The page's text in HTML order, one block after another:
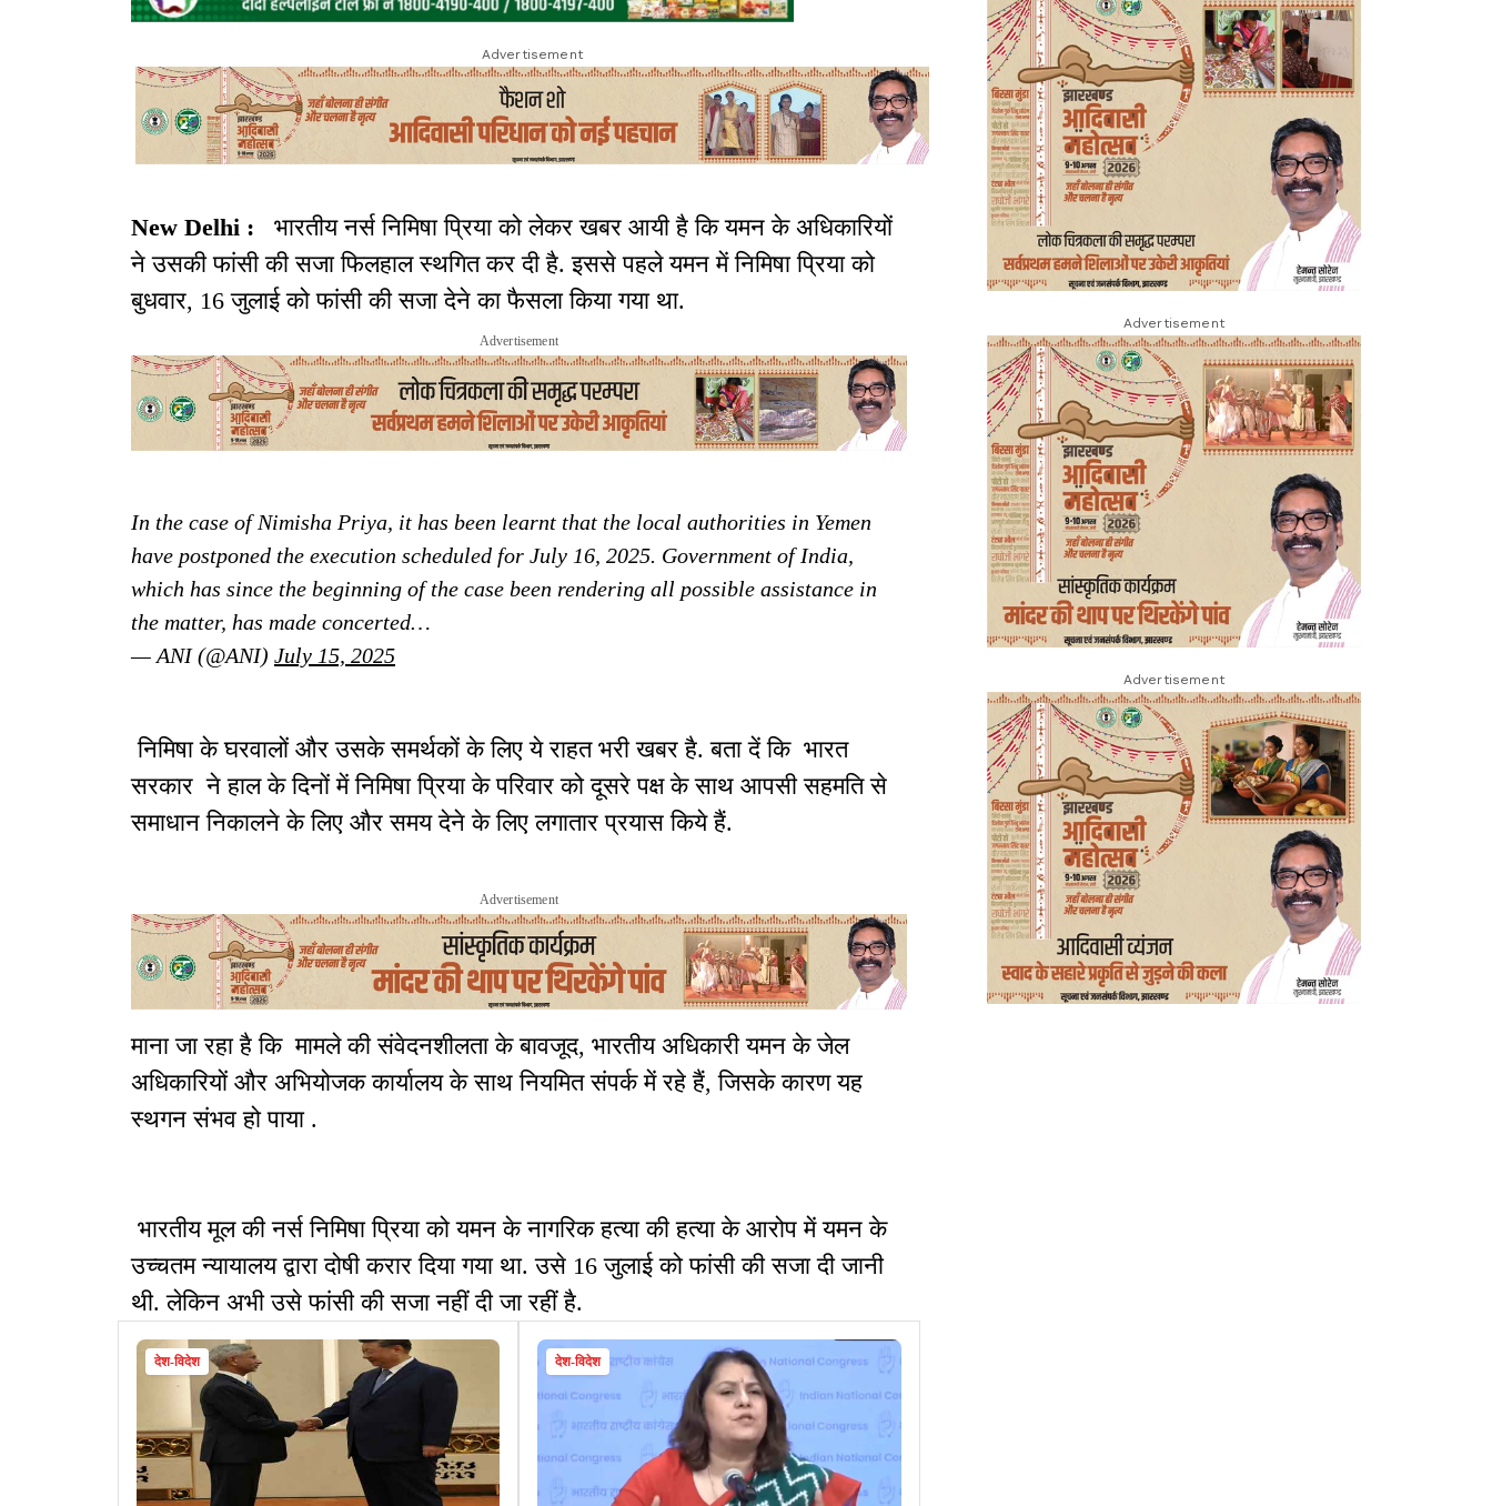
Advertisement
New Delhi :
भारतीय नर्स निमिषा प्रिया को लेकर खबर आयी है कि यमन के अधिकारियों
ने उसकी फांसी की सजा फिलहाल स्थगित कर दी है. इससे पहले यमन में निमिषा प्रिया को
बुधवार, 16 जुलाई को फांसी की सजा देने का फैसला किया गया था.
Advertisement
In the case of Nimisha Priya, it has been learnt that the local authorities in Yemen
have postponed the execution scheduled for July 16, 2025. Government of India,
which has since the beginning of the case been rendering all possible assistance in
the matter, has made concerted…
— ANI (@ANI) July 15, 2025
निमिषा के घरवालों और उसके समर्थकों के लिए ये राहत भरी खबर है. बता दें कि भारत
सरकार ने हाल के दिनों में निमिषा प्रिया के परिवार को दूसरे पक्ष के साथ आपसी सहमति से
समाधान निकालने के लिए और समय देने के लिए लगातार प्रयास किये हैं.
Advertisement
माना जा रहा है कि मामले की संवेदनशीलता के बावजूद, भारतीय अधिकारी यमन के जेल
अधिकारियों और अभियोजक कार्यालय के साथ नियमित संपर्क में रहे हैं, जिसके कारण यह
स्थगन संभव हो पाया .
भारतीय मूल की नर्स निमिषा प्रिया को यमन के नागरिक हत्या की हत्या के आरोप में यमन के
उच्चतम न्यायालय द्वारा दोषी करार दिया गया था. उसे 16 जुलाई को फांसी की सजा दी जानी
थी. लेकिन अभी उसे फांसी की सजा नहीं दी जा रहीं है.
देश-विदेश देश-विदेश
Advertisement
Advertisement